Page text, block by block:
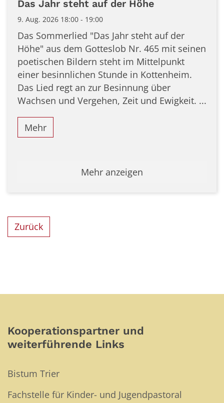
Das Jahr steht auf der Höhe
9. Aug. 2026 18:00 - 19:00
Das Sommerlied "Das Jahr steht auf der
Höhe" aus dem Gotteslob Nr. 465 mit seinen
poetischen Bildern steht im Mittelpunkt
einer besinnlichen Stunde in Kottenheim.
Das Lied regt an zur Besinnung über
Wachsen und Vergehen, Zeit und Ewigkeit. ...
Mehr
Mehr anzeigen
Zurück
Kooperationspartner und
weiterführende Links
Bistum Trier
Fachstelle für Kinder- und Jugendpastoral